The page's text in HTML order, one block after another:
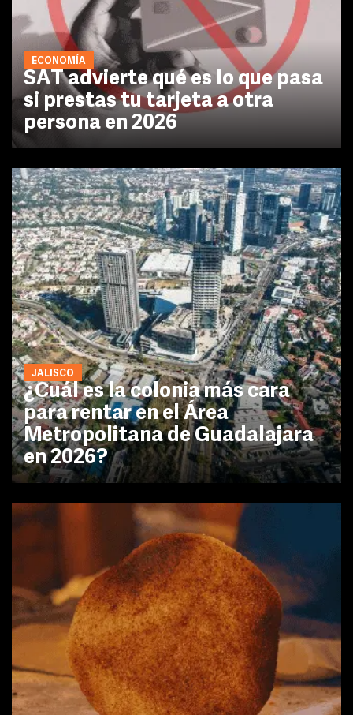
ECONOMÍA
SAT advierte qué es lo que pasa
si prestas tu tarjeta a otra
persona en 2026
JALISCO
¿Cuál es la colonia más cara
para rentar en el Área
Metropolitana de Guadalajara
en 2026?